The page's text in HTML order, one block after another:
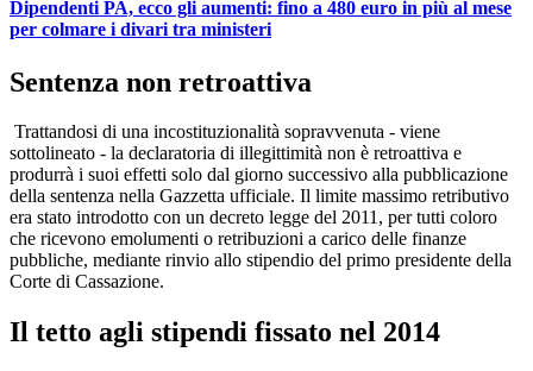
Dipendenti PA, ecco gli aumenti: fino a 480 euro in più al mese
per colmare i divari tra ministeri
Sentenza non retroattiva
Trattandosi di una incostituzionalità sopravvenuta - viene
sottolineato - la declaratoria di illegittimità non è retroattiva e
produrrà i suoi effetti solo dal giorno successivo alla pubblicazione
della sentenza nella Gazzetta ufficiale. Il limite massimo retributivo
era stato introdotto con un decreto legge del 2011, per tutti coloro
che ricevono emolumenti o retribuzioni a carico delle finanze
pubbliche, mediante rinvio allo stipendio del primo presidente della
Corte di Cassazione.
Il tetto agli stipendi fissato nel 2014